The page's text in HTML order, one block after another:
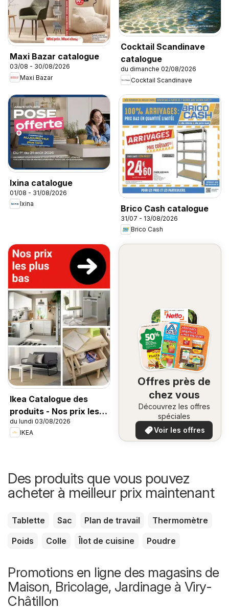
Maxi Bazar catalogue
03/08 - 30/08/2026
Maxi Bazar
Cocktail Scandinave
catalogue
du dimanche 02/08/2026
Cocktail Scandinave
Ixina catalogue
01/08 - 31/08/2026
Ixina
Brico Cash catalogue
31/07 - 13/08/2026
Brico Cash
Ikea Catalogue des
produits - Nos prix les
plus bas
du lundi 03/08/2026
IKEA
Offres près de
chez vous
Découvrez les offres
spéciales
Voir les offres
Des produits que vous pouvez
acheter à meilleur prix maintenant
Tablette Sac Plan de travail
Thermomètre
Poids
Colle Îlot de cuisine Poudre
Promotions en ligne des magasins de
Maison, Bricolage, Jardinage à Viry-
Châtillon